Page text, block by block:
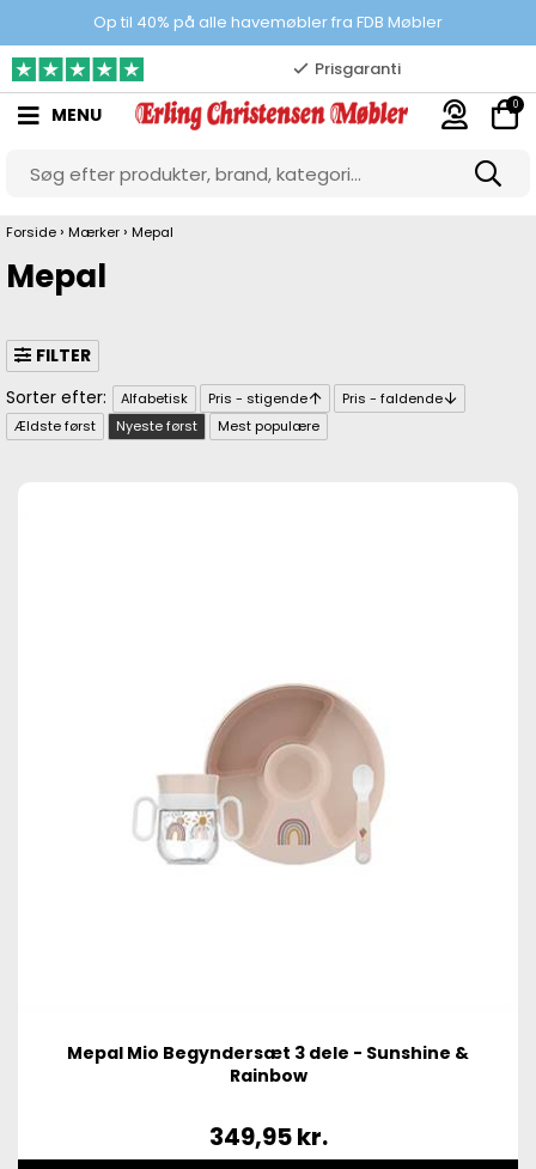
Op til 40% på alle havemøbler fra FDB Møbler
100% danskejet webshop
Prisgaranti
10.000 m2 showroom
Gratis & gode parkeringsforhold
MENU 0
Forside › Mærker › Mepal
Mepal
FILTER
Alfabetisk Pris - stigende
Pris - faldende
Ældste først
Nyeste først Mest populære
Mepal Mio Begyndersæt 3 dele - Sunshine &
Rainbow
349,95kr.